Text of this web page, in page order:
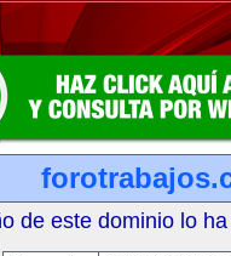
de este dominio lo